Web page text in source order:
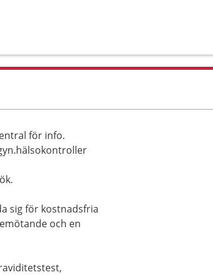
för info.
sig för kostnadsfria
och en